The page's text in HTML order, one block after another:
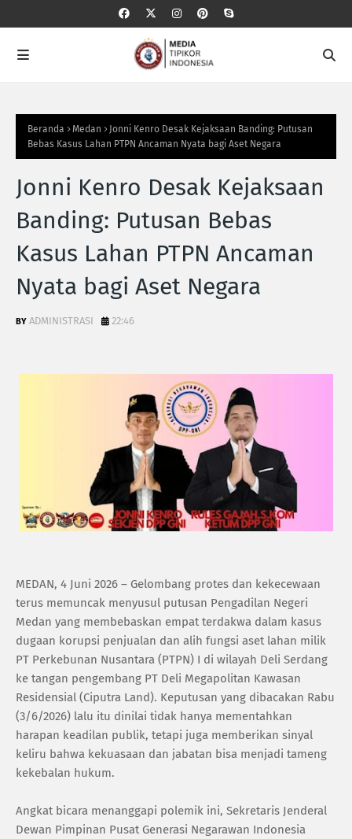
Beranda Medan
Jonni Kenro Desak Kejaksaan Banding: Putusan
Bebas Kasus Lahan PTPN Ancaman Nyata bagi Aset Negara
Jonni Kenro Desak Kejaksaan
Banding: Putusan Bebas
Kasus Lahan PTPN Ancaman
Nyata bagi Aset Negara
ADMINISTRASI 22:46
MEDAN, 4 Juni 2026 – Gelombang protes dan kekecewaan
terus memuncak menyusul putusan Pengadilan Negeri
Medan yang membebaskan empat terdakwa dalam kasus
dugaan korupsi penjualan dan alih fungsi aset lahan milik
PT Perkebunan Nusantara (PTPN) I di wilayah Deli Serdang
ke tangan pengembang PT Deli Megapolitan Kawasan
Residensial (Ciputra Land). Keputusan yang dibacakan Rabu
(3/6/2026) lalu itu dinilai tidak hanya mementahkan
harapan keadilan publik, tetapi juga memberikan sinyal
keliru bahwa kekuasaan dan jabatan bisa menjadi tameng
kekebalan hukum.
Angkat bicara menanggapi polemik ini, Sekretaris Jenderal
Dewan Pimpinan Pusat Generasi Negarawan Indonesia